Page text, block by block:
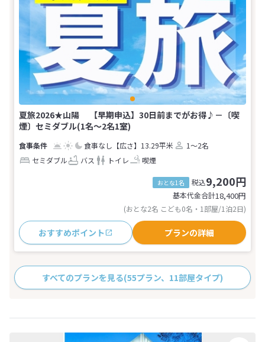
夏旅2026★山陽 【早期申込】30日前までがお得♪－〔喫
煙〕セミダブル(1名～2名1室)
食事なし 【広さ】13.29平米
1～2名
セミダブル
バス トイレ 喫煙
おとな1名 税込9,200円
基本代金合計18,400円
(おとな2名 こども0名・1部屋/1泊2日)
おすすめポイント プランの詳細
すべてのプランを見る(55プラン、11部屋タイプ)